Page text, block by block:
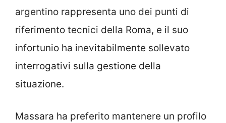
argentino rappresenta uno dei punti di
riferimento tecnici della Roma, e il suo
infortunio ha inevitabilmente sollevato
interrogativi sulla gestione della
situazione.
Massara ha preferito mantenere un profilo